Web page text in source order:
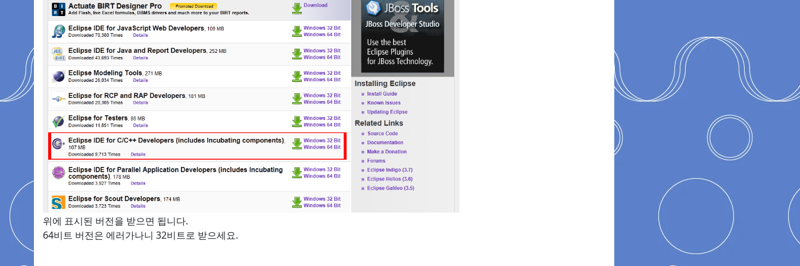
위에 표시된 버전을 받으면 됩니다.
64비트 버전은 에러가나니 32비트로 받으세요.